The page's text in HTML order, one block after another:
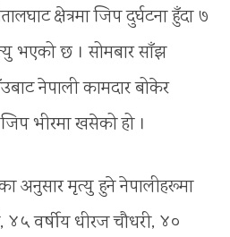
क्षेत्रमा जिप दुर्घटना हुँदा ७
भएको छ । सोमबार साँझ
नेपाली कामदार बोकेर
भीरमा खसेको हो ।
अनुसार मृत्यु हुने नेपालीहरूमा
४५ वर्षीय धीरज चौधरी, ४०